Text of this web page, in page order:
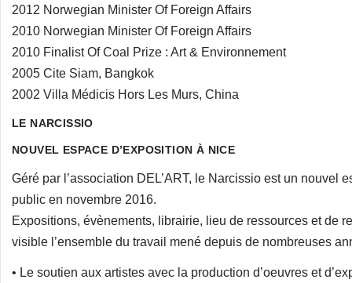
2012 Norwegian Minister Of Foreign Affairs
2010 Norwegian Minister Of Foreign Affairs
2010 Finalist Of Coal Prize : Art & Environnement
2005 Cite Siam, Bangkok
2002 Villa Médicis Hors Les Murs, China
LE NARCISSIO
NOUVEL ESPACE D’EXPOSITION À NICE
Géré par l’association DEL’ART, le Narcissio est un nouvel
public en novembre 2016.
Expositions, évènements, librairie, lieu de ressources et de
visible l’ensemble du travail mené depuis de nombreuses
• Le soutien aux artistes avec la production d’oeuvres et